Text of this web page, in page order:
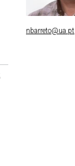
nbarreto@ua.pt